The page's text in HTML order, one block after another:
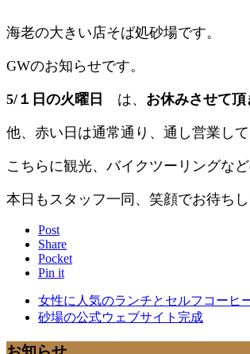
海老の大きい店そば処砂場です。
GWのお知らせです。
5/１日の火曜日 は、 お休みさせて頂
他、赤い日は通常通り、通し営業して
こちらに観光、バイクツーリングな
本日もスタッフ一同、笑顔でお待ちし
Post
Share
Pocket
Pin it
女性に人気のランチとセルフコーヒ
砂場の公式ウェブサイト完成